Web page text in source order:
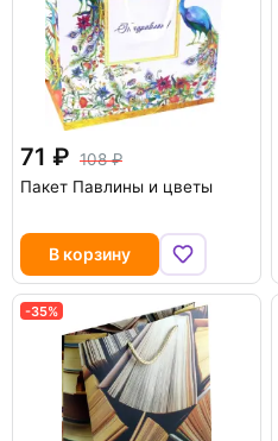
71
108
Пакет Павлины и цветы
В корзину
-35%